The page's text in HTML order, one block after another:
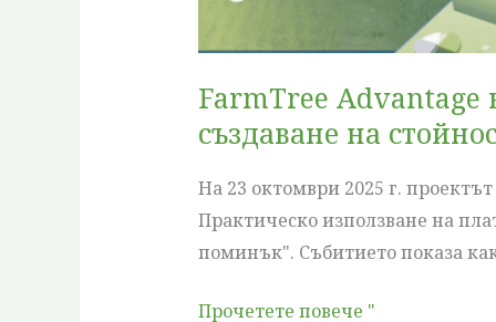
FarmTree Advantage
създаване на
На 23 октомври 2025 г.
Практическо използване на
поминък". Събитието показа
за
създаване
на
стойност
и
осигуряване
на
Прочетете повече "